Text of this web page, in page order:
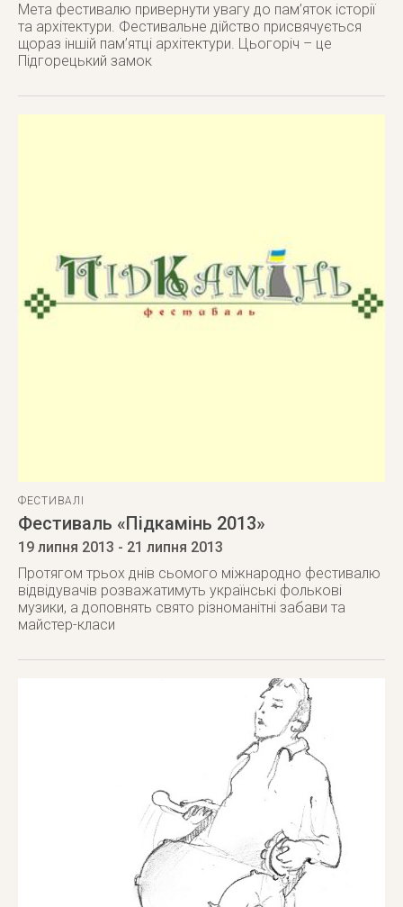
Мета фестивалю привернути увагу до пам’яток історії
та архітектури. Фестивальне дійство присвячується
щораз іншій пам’ятці архітектури. Цьогоріч – це
Підгорецький замок
ФЕСТИВАЛІ
Фестиваль «Підкамінь 2013»
19 липня 2013 - 21 липня 2013
Протягом трьох днів сьомого міжнародно фестивалю
відвідувачів розважатимуть українські фолькові
музики, а доповнять свято різноманітні забави та
майстер-класи